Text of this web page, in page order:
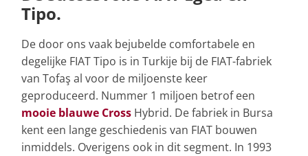
Tipo.
De door ons vaak bejubelde comfortabele en
degelijke FIAT Tipo is in Turkije bij de FIAT-fabriek
van Tofaş al voor de miljoenste keer
geproduceerd. Nummer 1 miljoen betrof een
mooie blauwe Cross Hybrid. De fabriek in Bursa
kent een lange geschiedenis van FIAT bouwen
inmiddels. Overigens ook in dit segment. In 1993